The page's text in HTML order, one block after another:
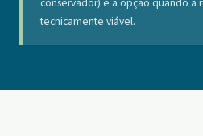
tecnicamente viável.